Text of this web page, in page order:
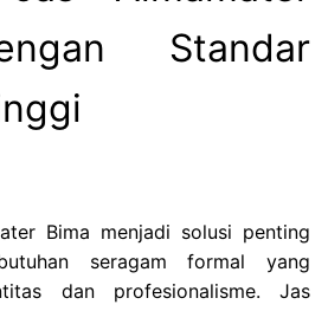
Standar
Bima menjadi solusi penting
seragam formal yang
dan profesionalisme. Jas